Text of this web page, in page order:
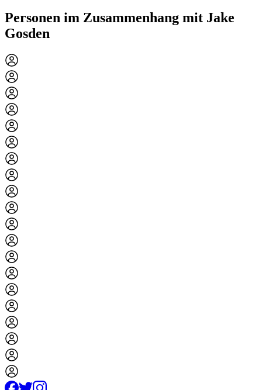
Personen im Zusammenhang mit Jake
Gosden